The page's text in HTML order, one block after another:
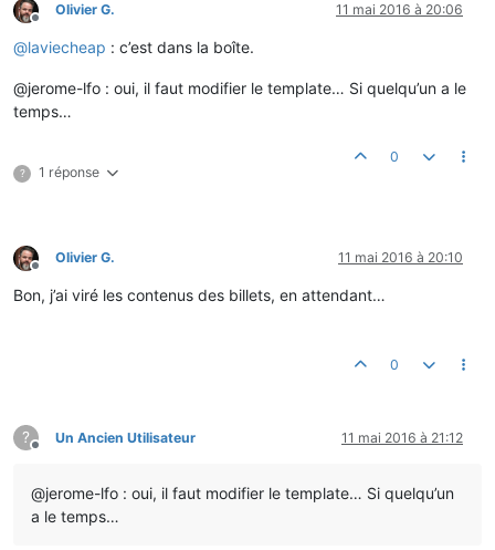
Hors-ligne
Olivier G. 11 mai 2016 à 20:06
@laviecheap : c’est dans la boîte.
@jerome-lfo : oui, il faut modifier le template… Si quelqu’un a le
temps…
? 1 réponse
0
Hors-ligne
Olivier G. 11 mai 2016 à 20:10
Bon, j’ai viré les contenus des billets, en attendant…
0
?
Hors-ligne
Un Ancien Utilisateur 11 mai 2016 à 21:12
@jerome-lfo : oui, il faut modifier le template… Si quelqu’un
a le temps…